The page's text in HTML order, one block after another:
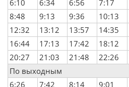
6:10
6:34 6:56 7:17
8:48
9:13 9:36 10:13
12:32
13:12 13:57 14:35
16:44
17:13 17:42 18:12
20:27
21:03 21:48 22:26
По выходным
6:26
7:42 8:14 9:01